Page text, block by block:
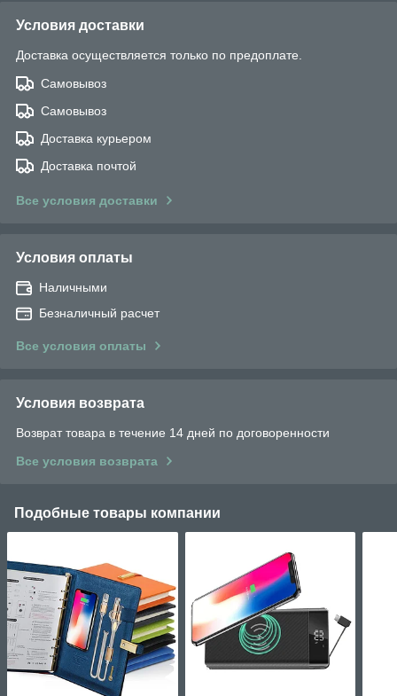
Условия доставки
Доставка осуществляется только по предоплате.
Самовывоз
Самовывоз
Доставка курьером
Доставка почтой
Все условия доставки
Условия оплаты
Наличными
Безналичный расчет
Все условия оплаты
Условия возврата
Возврат товара в течение 14 дней по договоренности
Все условия возврата
Подобные товары компании